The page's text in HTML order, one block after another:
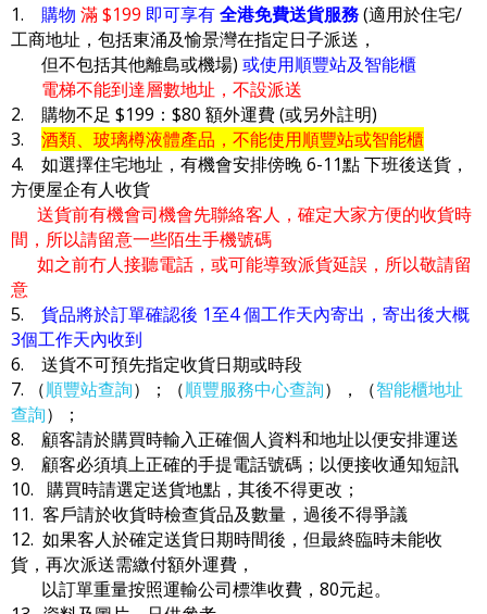
1. 購物 滿 $199 即可享有全港免費送貨服務(適用於住宅/
工商地址，包括東涌及愉景灣在指定日子派送，
但不包括其他離島或機場) 或使用順豐站及智能櫃
電梯不能到達層數地址，不設派送
2. 購物不足 $199：$80 額外運費 (或另外註明)
3. 酒類、玻璃樽液體產品，不能使用順豐站或智能櫃
4. 如選擇住宅地址，有機會安排傍晚 6-11點 下班後送貨，
方便屋企有人收貨
送貨前有機會司機會先聯絡客人，確定大家方便的收貨時
間，所以請留意一些陌生手機號碼
如之前冇人接聽電話，或可能導致派貨延誤，所以敬請留
意
5. 貨品將於訂單確認後 1至4 個工作天內寄出，寄出後大概
3個工作天內收到
6. 送貨不可預先指定收貨日期或時段
7. （順豐站查詢）；（順豐服務中心查詢），（智能櫃地址
查詢）；
8. 顧客請於購買時輸入正確個人資料和地址以便安排運送
9. 顧客必須填上正確的手提電話號碼；以便接收通知短訊
10. 購買時請選定送貨地點，其後不得更改；
11. 客戶請於收貨時檢查貨品及數量，過後不得爭議
12. 如果客人於確定送貨日期時間後，但最終臨時未能收
貨，再次派送需繳付額外運費，
以訂單重量按照運輸公司標準收費，80元起。